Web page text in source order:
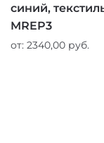
синий,
MREP3
от: 2340,00 руб.